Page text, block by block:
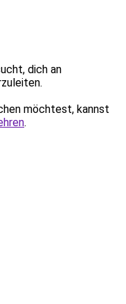
dich an
möchtest, kannst
.